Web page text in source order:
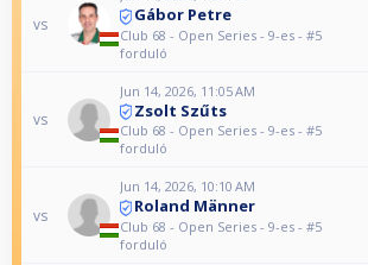
vs Gábor Petre
Club 68 - Open Series - 9-es - #5
forduló
vs
Jun 14, 2026, 11:05 AM
Zsolt Szűts
Club 68 - Open Series - 9-es - #5
forduló
vs
Jun 14, 2026, 10:10 AM
Roland Männer
Club 68 - Open Series - 9-es - #5
forduló